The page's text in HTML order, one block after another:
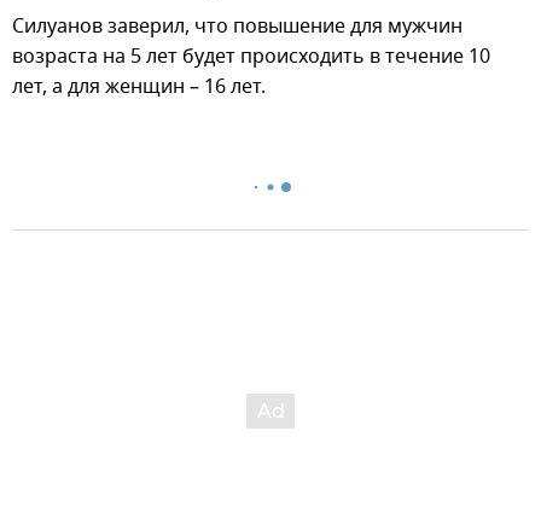
Силуанов заверил, что повышение для мужчин
возраста на 5 лет будет происходить в течение 10
лет, а для женщин – 16 лет.